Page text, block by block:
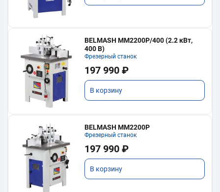
BELMASH MM2200P/400 (2.2 кВт,
400 В)
Фрезерный станок
197 990 ₽
В корзину
BELMASH MM2200P
Фрезерный станок
197 990 ₽
В корзину